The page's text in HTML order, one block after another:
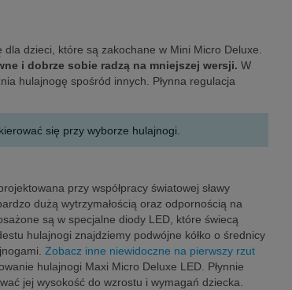
dzieci, które są zakochane w Mini Micro Deluxe.
i dobrze sobie radzą na mniejszej wersji. W
hulajnogę spośród innych. Płynna regulacja
się przy wyborze hulajnogi.
przy współpracy światowej sławy
dużą wytrzymałością oraz odpornością na
są w specjalne diody LED, które świecą
hulajnogi znajdziemy podwójne kółko o średnicy
Zobacz inne niewidoczne na pierwszy rzut
hulajnogi Maxi Micro Deluxe LED. Płynnie
jej wysokość do wzrostu i wymagań dziecka.